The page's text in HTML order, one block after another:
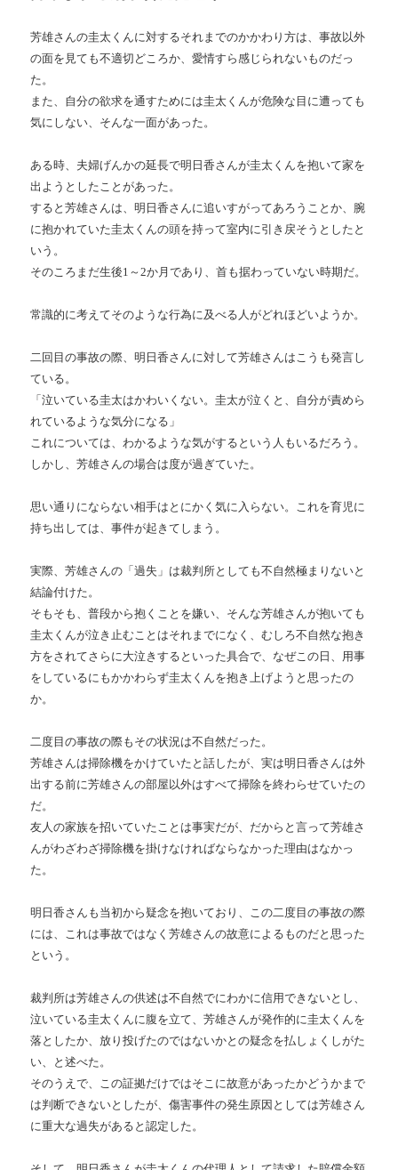
芳雄さんの圭太くんに対するそれまでのかかわり方は、事故以外
の面を見ても不適切どころか、愛情すら感じられないものだっ
た。
また、自分の欲求を通すためには圭太くんが危険な目に遭っても
気にしない、そんな一面があった。
ある時、夫婦げんかの延長で明日香さんが圭太くんを抱いて家を
出ようとしたことがあった。
すると芳雄さんは、明日香さんに追いすがってあろうことか、腕
に抱かれていた圭太くんの頭を持って室内に引き戻そうとしたと
いう。
そのころまだ生後1～2か月であり、首も据わっていない時期だ。
常識的に考えてそのような行為に及べる人がどれほどいようか。
二回目の事故の際、明日香さんに対して芳雄さんはこうも発言し
ている。
「泣いている圭太はかわいくない。圭太が泣くと、自分が責めら
れているような気分になる」
これについては、わかるような気がするという人もいるだろう。
しかし、芳雄さんの場合は度が過ぎていた。
思い通りにならない相手はとにかく気に入らない。これを育児に
持ち出しては、事件が起きてしまう。
実際、芳雄さんの「過失」は裁判所としても不自然極まりないと
結論付けた。
そもそも、普段から抱くことを嫌い、そんな芳雄さんが抱いても
圭太くんが泣き止むことはそれまでになく、むしろ不自然な抱き
方をされてさらに大泣きするといった具合で、なぜこの日、用事
をしているにもかかわらず圭太くんを抱き上げようと思ったの
か。
二度目の事故の際もその状況は不自然だった。
芳雄さんは掃除機をかけていたと話したが、実は明日香さんは外
出する前に芳雄さんの部屋以外はすべて掃除を終わらせていたの
だ。
友人の家族を招いていたことは事実だが、だからと言って芳雄さ
んがわざわざ掃除機を掛けなければならなかった理由はなかっ
た。
明日香さんも当初から疑念を抱いており、この二度目の事故の際
には、これは事故ではなく芳雄さんの故意によるものだと思った
という。
裁判所は芳雄さんの供述は不自然でにわかに信用できないとし、
泣いている圭太くんに腹を立て、芳雄さんが発作的に圭太くんを
落としたか、放り投げたのではないかとの疑念を払しょくしがた
い、と述べた。
そのうえで、この証拠だけではそこに故意があったかどうかまで
は判断できないとしたが、傷害事件の発生原因としては芳雄さん
に重大な過失があると認定した。